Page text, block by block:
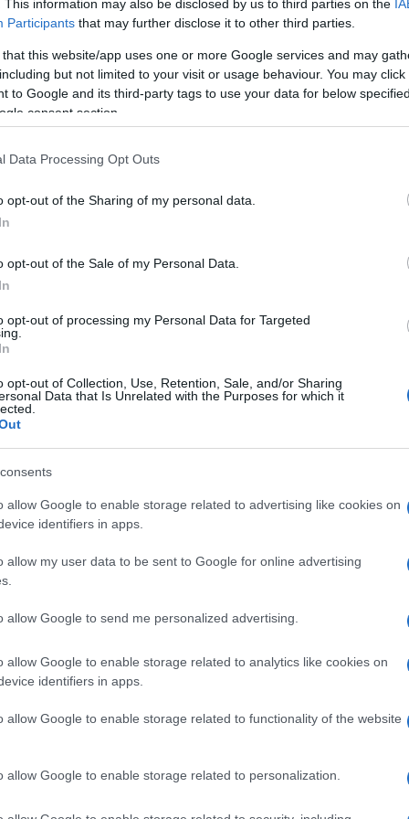
This information may also be disclosed by us to third parties on the
Participants that may further disclose it to other third parties.
that this website/app uses one or more Google services and may
but not limited to your visit or usage behaviour. You may
to Google and its third-party tags to use your data for below
consent section.
Data Processing Opt Outs
opt-out of the Sharing of my personal data.
opt-out of the Sale of my Personal Data.
opt-out of processing my Personal Data for Targeted
opt-out of Collection, Use, Retention, Sale, and/or Sharing
Data that Is Unrelated with the Purposes for which it
allow Google to enable storage related to advertising like cookies on
identifiers in apps.
allow my user data to be sent to Google for online advertising
allow Google to send me personalized advertising.
allow Google to enable storage related to analytics like cookies on
identifiers in apps.
allow Google to enable storage related to functionality of the website
allow Google to enable storage related to personalization.
και μάθετε πρώτοι όλες τις
και σας προσκαλεί να τα εξερευνήσετε.
και συνεντεύξεις με πρόσωπα της διπλανής
που έχουν κάτι διαφορετικό να μας πουν.
τα podcasts του E-PTOLEMEOS.GR κάθε
της σειράς είναι η Wattcrop, εταιρεία του